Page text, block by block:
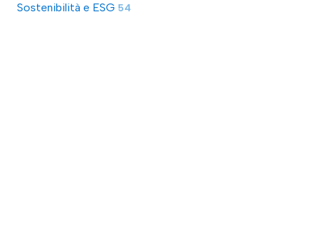
Sostenibilità e ESG 54